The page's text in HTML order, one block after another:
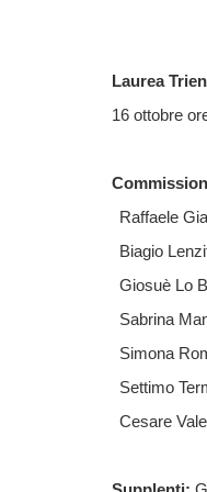
Laurea
16 ottobre
Raffaele
Biagio
Giosuè Lo
Sabrina
Simona
Settimo
Cesare